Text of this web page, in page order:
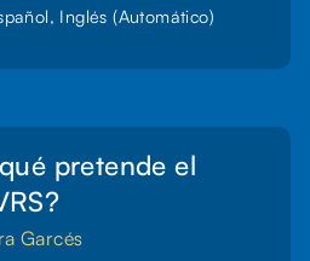
Inglés (Automático)
pretende el
Garcés